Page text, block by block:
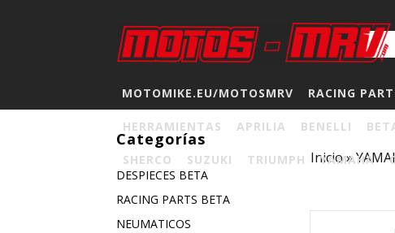
MOTOMIKE.EU/MOTOSMRV RACING
HERRAMIENTAS APRILIA BENELLI
SHERCO SUZUKI TRIUMPH YAMAHA
Categorías
DESPIECES BETA
RACING PARTS BETA
NEUMATICOS
Inicio»